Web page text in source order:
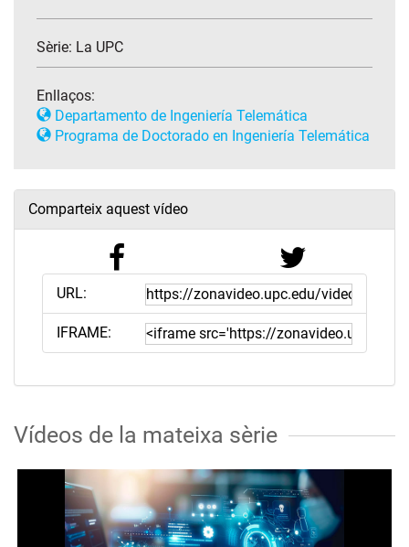
Sèrie: La UPC
Enllaços:
Departamento de Ingeniería Telemática
Programa de Doctorado en Ingeniería Telemática
Comparteix aquest vídeo
URL:
IFRAME:
Vídeos de la mateixa sèrie